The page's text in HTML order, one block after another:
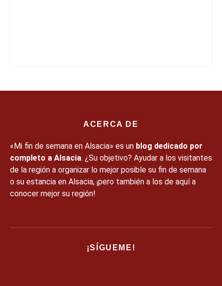
ACERCA DE
«Mi fin de semana en Alsacia» es un blog dedicado por
completo a Alsacia. ¿Su objetivo? Ayudar a los visitantes
de la región a organizar lo mejor posible su fin de semana
o su estancia en Alsacia, ¡pero también a los de aquí a
conocer mejor su región!
¡SÍGUEME!